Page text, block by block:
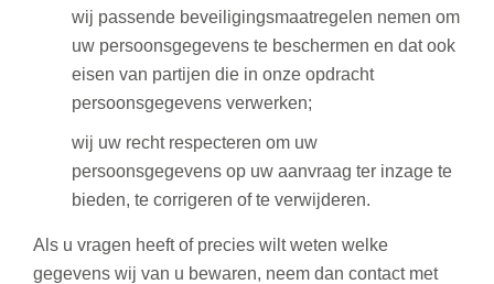
wij passende beveiligingsmaatregelen nemen om
uw persoonsgegevens te beschermen en dat ook
eisen van partijen die in onze opdracht
persoonsgegevens verwerken;
wij uw recht respecteren om uw
persoonsgegevens op uw aanvraag ter inzage te
bieden, te corrigeren of te verwijderen.
Als u vragen heeft of precies wilt weten welke
gegevens wij van u bewaren, neem dan contact met